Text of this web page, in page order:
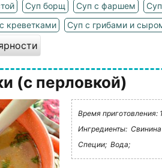
Суп борщ Суп с фаршем
креветками Суп с грибами и
(с перловкой)
Время приготовления:
Ингредиенты: Свинина
Специи; Вода;